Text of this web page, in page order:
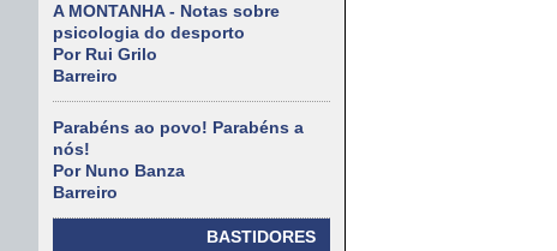
A MONTANHA - Notas sobre
psicologia do desporto
Por Rui Grilo
Barreiro
Parabéns ao povo! Parabéns a
nós!
Por Nuno Banza
Barreiro
BASTIDORES